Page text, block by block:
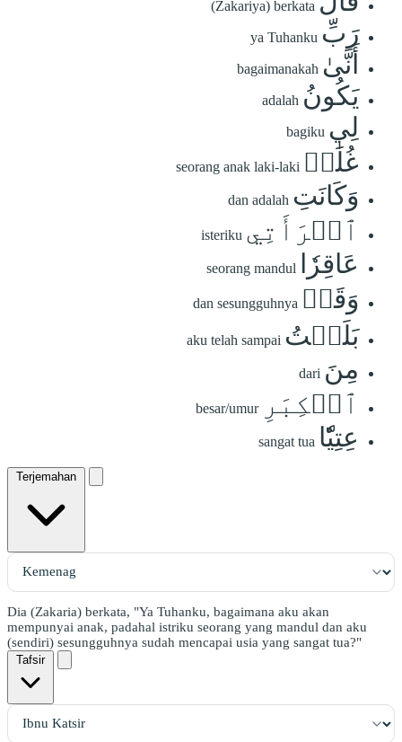
(Zakariya) berkata
رَبِّ ya Tuhanku
أَنَّىٰ bagaimanakah
يَكُونُ adalah
لِي bagiku
غُلَٰمٞ seorang anak laki-laki
وَكَانَتِ dan adalah
ٱمۡرَأَتِي isteriku
عَاقِرٗا seorang mandul
وَقَدۡ dan sesungguhnya
بَلَغۡتُ aku telah sampai
مِنَ dari
ٱلۡكِبَرِ besar/umur
عِتِيّٗا sangat tua
Terjemahan
Dia (Zakaria) berkata, "Ya Tuhanku, bagaimana aku akan
mempunyai anak, padahal istriku seorang yang mandul dan aku
(sendiri) sesungguhnya sudah mencapai usia yang sangat tua?"
Tafsir